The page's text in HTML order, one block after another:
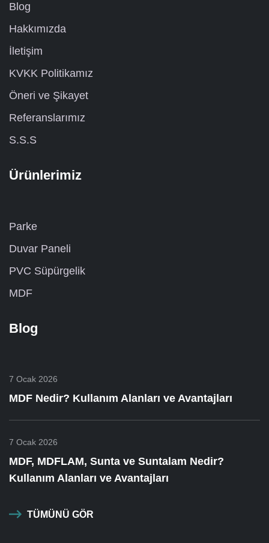
Blog
Hakkımızda
İletişim
KVKK Politikamız
Öneri ve Şikayet
Referanslarımız
S.S.S
Ürünlerimiz
Parke
Duvar Paneli
PVC Süpürgelik
MDF
Blog
7 Ocak 2026
MDF Nedir? Kullanım Alanları ve Avantajları
7 Ocak 2026
MDF, MDFLAM, Sunta ve Suntalam Nedir?
Kullanım Alanları ve Avantajları
TÜMÜNÜ GÖR